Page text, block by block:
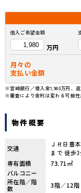
借入ご希望金額
万円
月々の
支払い金額
※宮崎銀行／借入金1,980万円、
※審査により金利は変わる可能性
物件概要
交通
ＪＲ日豊
まで 徒歩
専有面積
73.71㎡
バルコニー
所在階／階
数
3階／12階